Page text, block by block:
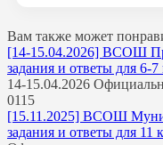
Вам также может
[14-15.04.2026] ВСОШ
задания и ответы для 6-7
14-15.04.2026
0115
[15.11.2025] ВСОШ
задания и ответы для 11